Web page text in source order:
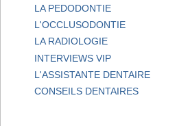
LA PEDODONTIE
L'OCCLUSODONTIE
LA RADIOLOGIE
INTERVIEWS VIP
L'ASSISTANTE DENTAIRE
CONSEILS DENTAIRES